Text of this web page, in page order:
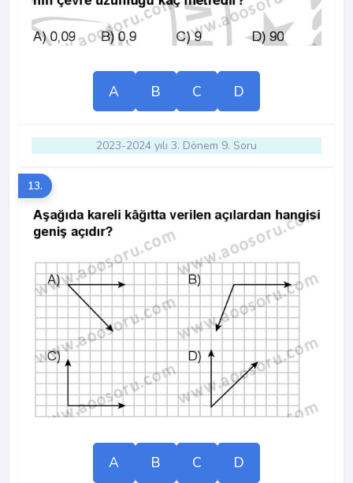
A B C D
2023-2024 yılı 3. Dönem 9. Soru
13.
A B C D